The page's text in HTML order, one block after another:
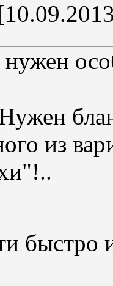
из
быстро